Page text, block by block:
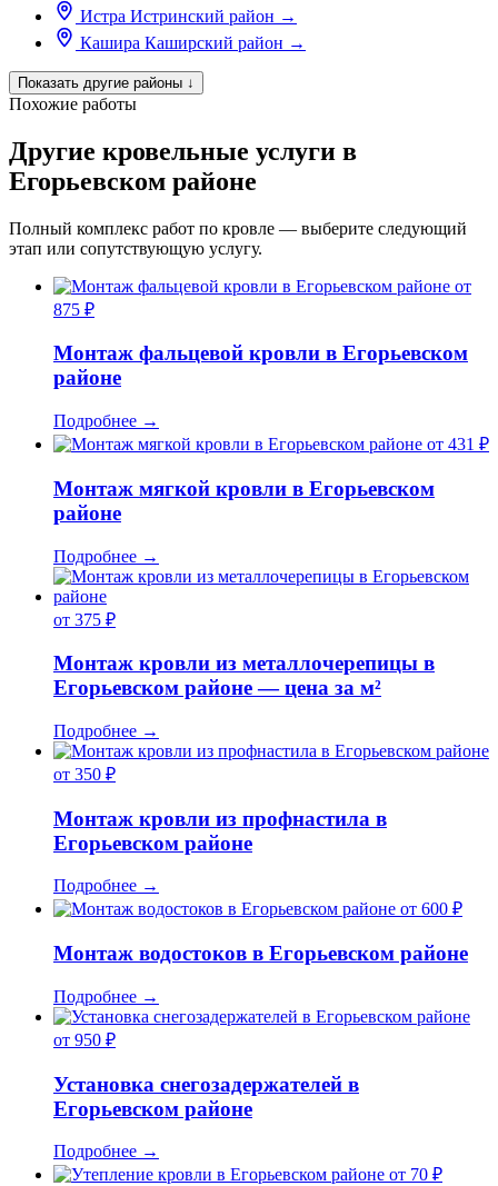
Истра Истринский район →
Кашира Каширский район →
Показать другие районы ↓
Похожие работы
Другие кровельные услуги в
Егорьевском районе
Полный комплекс работ по кровле — выберите следующий
этап или сопутствующую услугу.
от
875 ₽
Монтаж фальцевой кровли в Егорьевском
районе
Подробнее →
от 431 ₽
Монтаж мягкой кровли в Егорьевском
районе
Подробнее →
от 375 ₽
Монтаж кровли из металлочерепицы в
Егорьевском районе — цена за м²
Подробнее →
от 350 ₽
Монтаж кровли из профнастила в
Егорьевском районе
Подробнее →
от 600 ₽
Монтаж водостоков в Егорьевском районе
Подробнее →
от 950 ₽
Установка снегозадержателей в
Егорьевском районе
Подробнее →
от 70 ₽